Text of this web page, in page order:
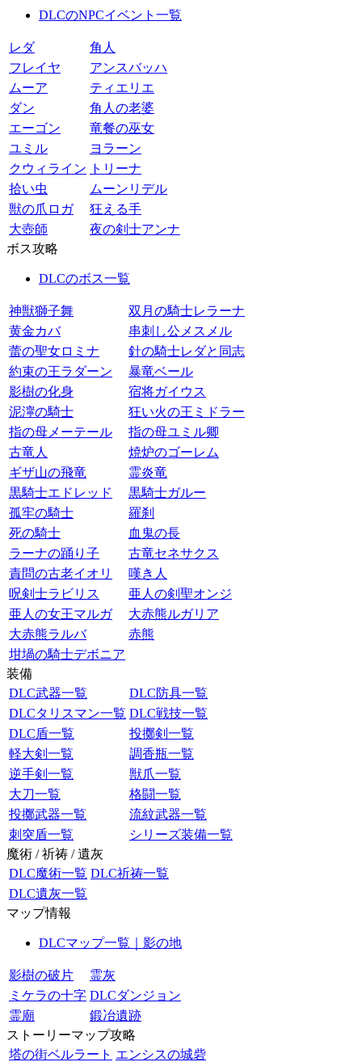
DLCのNPCイベント一覧
レダ
角人
フレイヤ
アンスバッハ
ムーア
ティエリエ
ダン
角人の老婆
エーゴン
竜餐の巫女
ユミル
ヨラーン
クウィライン
トリーナ
拾い虫
ムーンリデル
獣の爪ロガ
狂える手
大壺師
夜の剣士アンナ
ボス攻略
DLCのボス一覧
神獣獅子舞
双月の騎士レラーナ
黄金カバ
串刺し公メスメル
蕾の聖女ロミナ
針の騎士レダと同志
約束の王ラダーン
暴竜ベール
影樹の化身
宿将ガイウス
泥濘の騎士
狂い火の王ミドラー
指の母メーテール
指の母ユミル卿
古竜人
焼炉のゴーレム
ギザ山の飛竜
霊炎竜
黒騎士エドレッド
黒騎士ガルー
孤牢の騎士
羅刹
死の騎士
血鬼の長
ラーナの踊り子
古竜セネサクス
責問の古老イオリ
嘆き人
呪剣士ラビリス
亜人の剣聖オンジ
亜人の女王マルガ
大赤熊ルガリア
大赤熊ラルバ
赤熊
坩堝の騎士デボニア
装備
DLC武器一覧
DLC防具一覧
DLCタリスマン一覧 DLC戦技一覧
DLC盾一覧
投擲剣一覧
軽大剣一覧
調香瓶一覧
逆手剣一覧
獣爪一覧
大刀一覧
格闘一覧
投擲武器一覧
流紋武器一覧
刺突盾一覧
シリーズ装備一覧
魔術 / 祈祷 / 遺灰
DLC魔術一覧 DLC祈祷一覧
DLC遺灰一覧
マップ情報
DLCマップ一覧｜影の地
影樹の破片
霊灰
ミケラの十字 DLCダンジョン
霊廟
鍛冶遺跡
ストーリーマップ攻略
塔の街ベルラート エンシスの城砦